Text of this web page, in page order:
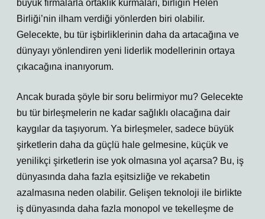
büyük firmalarla ortaklık kurmaları, birliğin Helen
Birliği’nin ilham verdiği yönlerden biri olabilir.
Gelecekte, bu tür işbirliklerinin daha da artacağına ve
dünyayı yönlendiren yeni liderlik modellerinin ortaya
çıkacağına inanıyorum.
Ancak burada şöyle bir soru belirmiyor mu? Gelecekte
bu tür birleşmelerin ne kadar sağlıklı olacağına dair
kaygılar da taşıyorum. Ya birleşmeler, sadece büyük
şirketlerin daha da güçlü hale gelmesine, küçük ve
yenilikçi şirketlerin ise yok olmasına yol açarsa? Bu, iş
dünyasında daha fazla eşitsizliğe ve rekabetin
azalmasına neden olabilir. Gelişen teknoloji ile birlikte
iş dünyasında daha fazla monopol ve tekelleşme de